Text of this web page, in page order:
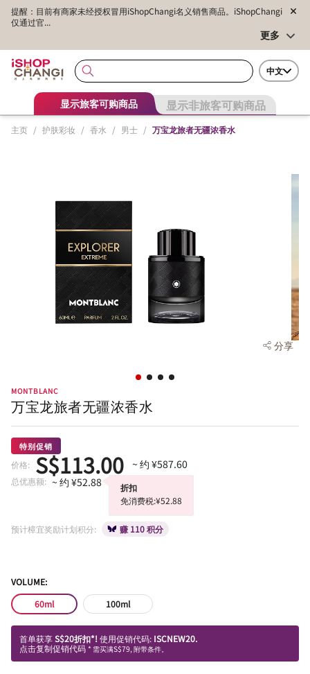
提醒：目前有商家未经授权冒用iShopChangi名义销售商品。iShopChangi
仅通过官...
更多
中文
显示旅客可购商品 显示非旅客可购商品
主页 / 护肤彩妆 / 香水 / 男士 / 万宝龙旅者无疆浓香水
分享
MONTBLANC
万宝龙旅者无疆浓香水
特别促销
价格: S$113.00 ~ 约 ¥587.60
总优惠额: ~ 约 ¥52.88
折扣
免消费税:¥52.88
预计樟宜奖励计划积分: 赚 110 积分
VOLUME:
60ml
100ml
首单获享S$20折扣*! 使用促销代码: ISCNEW20.
点击复制促销代码 * 需买满S$79, 附带条件。